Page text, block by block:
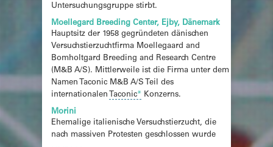
Untersuchungsgruppe stirbt.
Moellegard Breeding Center, Ejby, Dänemark
Hauptsitz der 1958 gegründeten dänischen
Versuchstierzuchtfirma Moellegaard and
Bomholtgard Breeding and Research Centre
(M&B A/S). Mittlerweile ist die Firma unter dem
Namen Taconic M&B A/S Teil des
internationalen Taconic* Konzerns.
Morini
Ehemalige italienische Versuchstierzucht, die
nach massiven Protesten geschlossen wurde